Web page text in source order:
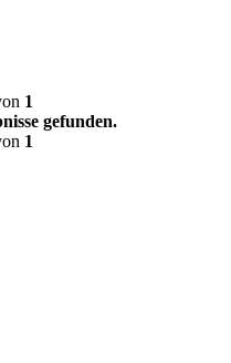
1
gefunden.
1